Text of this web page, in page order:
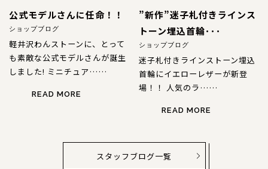
公式モデルさんに任命！！
ショップブログ
軽井沢わんストーンに、とって
も素敵な公式モデルさんが誕生
しました! ミニチュア……
READ MORE
”新作”迷子札付きラインス
トーン埋込首輪･･･
ショップブログ
迷子札付きラインストーン埋込
首輪にイエローレザーが新登
場！！ 人気のラ……
READ MORE
スタッフブログ一覧